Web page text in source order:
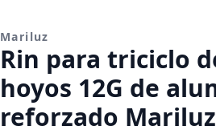
Mariluz
Rin para triciclo
hoyos 12G de
reforzado Mariluz